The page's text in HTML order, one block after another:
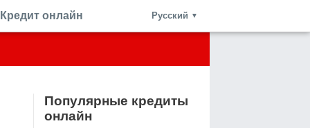
Кредит онлайн Русский ▼
Популярные кредиты
онлайн